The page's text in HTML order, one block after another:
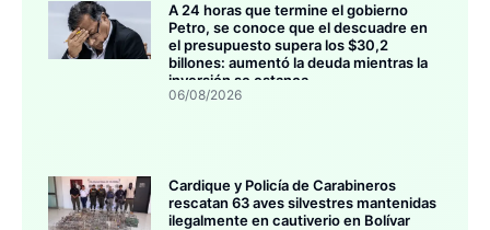
A 24 horas que termine el gobierno
Petro, se conoce que el descuadre en
el presupuesto supera los $30,2
billones: aumentó la deuda mientras la
inversión se estanca
06/08/2026
Cardique y Policía de Carabineros
rescatan 63 aves silvestres mantenidas
ilegalmente en cautiverio en Bolívar